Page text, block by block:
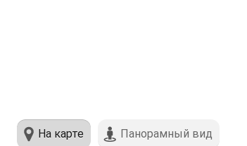
На карте Панорамный вид